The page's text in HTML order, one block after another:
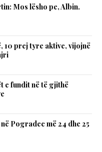
Mos lësho pe, Albin.
10 prej tyre aktive, vijojnë
e fundit në të gjithë
Pogradec më 24 dhe 25